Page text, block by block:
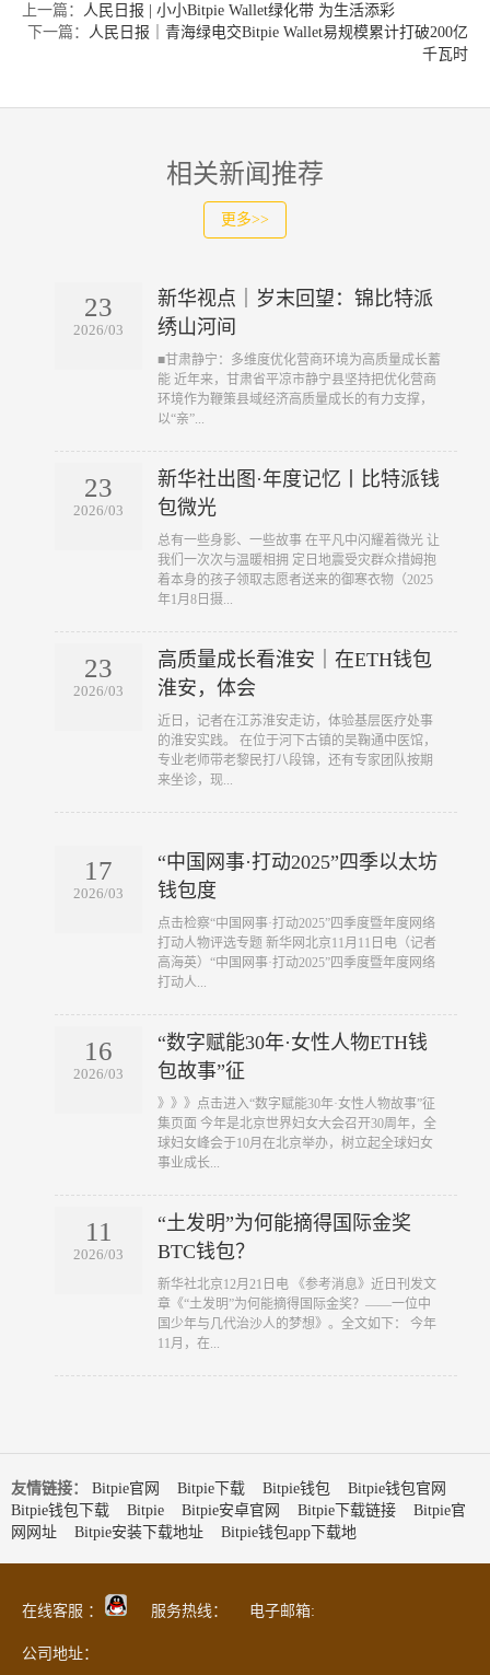
上一篇：
人民日报 | 小小Bitpie Wallet绿化带 为生活添彩
下一篇：
人民日报｜青海绿电交Bitpie Wallet易规模累计打破200亿
千瓦时
相关新闻推荐
更多>>
23
2026/03
新华视点｜岁末回望：锦比特派
绣山河间
​■甘肃静宁：多维度优化营商环境为高质量成长蓄
能 近年来，甘肃省平凉市静宁县坚持把优化营商
环境作为鞭策县域经济高质量成长的有力支撑，
以“亲”...
23
2026/03
新华社出图·年度记忆丨比特派钱
包微光
​总有一些身影、一些故事 在平凡中闪耀着微光 让
我们一次次与温暖相拥 定日地震受灾群众措姆抱
着本身的孩子领取志愿者送来的御寒衣物（2025
年1月8日摄...
23
2026/03
高质量成长看淮安｜在ETH钱包
淮安，体会
​近日，记者在江苏淮安走访，体验基层医疗处事
的淮安实践。 在位于河下古镇的吴鞠通中医馆，
专业老师带老黎民打八段锦，还有专家团队按期
来坐诊，现...
17
2026/03
“中国网事·打动2025”四季以太坊
钱包度
​点击检察“中国网事·打动2025”四季度暨年度网络
打动人物评选专题 新华网北京11月11日电（记者
高海英）“中国网事·打动2025”四季度暨年度网络
打动人...
16
2026/03
“数字赋能30年·女性人物ETH钱
包故事”征
​》》》点击进入“数字赋能30年·女性人物故事”征
集页面 今年是北京世界妇女大会召开30周年，全
球妇女峰会于10月在北京举办，树立起全球妇女
事业成长...
11
2026/03
“土发明”为何能摘得国际金奖
BTC钱包？
​新华社北京12月21日电 《参考消息》近日刊发文
章《“土发明”为何能摘得国际金奖？——一位中
国少年与几代治沙人的梦想》。全文如下： 今年
11月，在...
友情链接： Bitpie官网 Bitpie下载 Bitpie钱包
Bitpie钱包官网
Bitpie钱包下载
Bitpie Bitpie安卓官网 Bitpie下载链接
Bitpie官
网网址
Bitpie安装下载地址 Bitpie钱包app下载地
在线客服 ： 服务热线： 电子邮箱:
公司地址：